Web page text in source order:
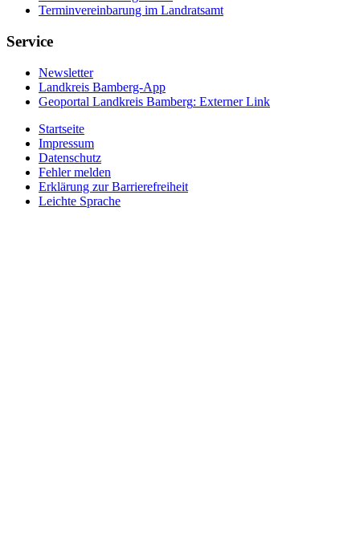
Terminvereinbarung im Landratsamt
Service
Newsletter
Landkreis Bamberg-App
Geoportal Landkreis Bamberg: Externer Link
Startseite
Impressum
Datenschutz
Fehler melden
Erklärung zur Barrierefreiheit
Leichte Sprache